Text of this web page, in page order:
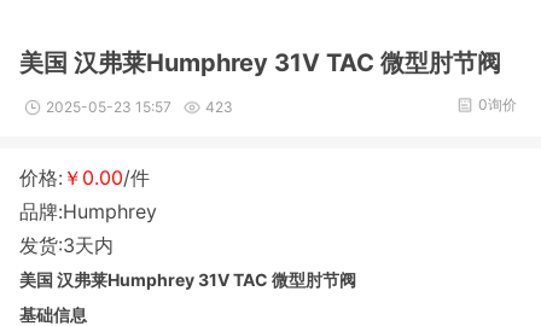
美国 汉弗莱Humphrey 31V TAC 微型肘节阀
2025-05-23 15:57 423 0询价
价格: ￥0.00/件
品牌:Humphrey
发货:3天内
美国 汉弗莱Humphrey 31V TAC 微型肘节阀
基础信息